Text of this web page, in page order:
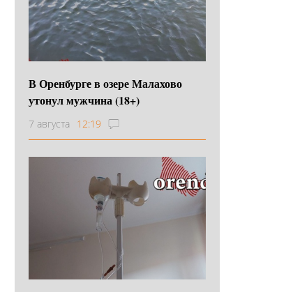
В Оренбурге в озере Малахово
утонул мужчина (18+)
7 августа 12:19